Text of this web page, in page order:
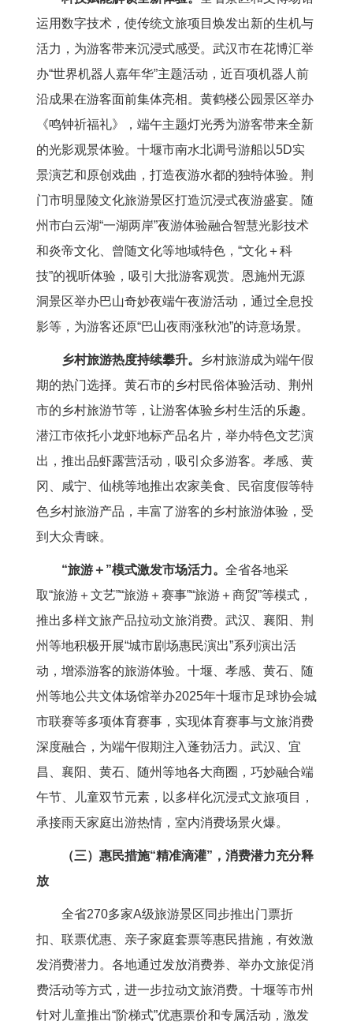
运用数字技术，使传统文旅项目焕发出新的生机与
活力，为游客带来沉浸式感受。武汉市在花博汇举
办“世界机器人嘉年华”主题活动，近百项机器人前
沿成果在游客面前集体亮相。黄鹤楼公园景区举办
《鸣钟祈福礼》，端午主题灯光秀为游客带来全新
的光影观景体验。十堰市南水北调号游船以5D实
景演艺和原创戏曲，打造夜游水都的独特体验。荆
门市明显陵文化旅游景区打造沉浸式夜游盛宴。随
州市白云湖“一湖两岸”夜游体验融合智慧光影技术
和炎帝文化、曾随文化等地域特色，“文化＋科
技”的视听体验，吸引大批游客观赏。恩施州无源
洞景区举办巴山奇妙夜端午夜游活动，通过全息投
影等，为游客还原“巴山夜雨涨秋池”的诗意场景。
乡村旅游热度持续攀升。
乡村旅游成为端午假
期的热门选择。黄石市的乡村民俗体验活动、荆州
市的乡村旅游节等，让游客体验乡村生活的乐趣。
潜江市依托小龙虾地标产品名片，举办特色文艺演
出，推出品虾露营活动，吸引众多游客。孝感、黄
冈、咸宁、仙桃等地推出农家美食、民宿度假等特
色乡村旅游产品，丰富了游客的乡村旅游体验，受
到大众青睐。
“旅游＋”模式激发市场活力。 全省各地采
取“旅游＋文艺”“旅游＋赛事”“旅游＋商贸”等模式，
推出多样文旅产品拉动文旅消费。武汉、襄阳、荆
州等地积极开展“城市剧场惠民演出”系列演出活
动，增添游客的旅游体验。十堰、孝感、黄石、随
州等地公共文体场馆举办2025年十堰市足球协会城
市联赛等多项体育赛事，实现体育赛事与文旅消费
深度融合，为端午假期注入蓬勃活力。武汉、宜
昌、襄阳、黄石、随州等地各大商圈，巧妙融合端
午节、儿童双节元素，以多样化沉浸式文旅项目，
承接雨天家庭出游热情，室内消费场景火爆。
（三）惠民措施“精准滴灌”，消费潜力充分释
放
全省270多家A级旅游景区同步推出门票折
扣、联票优惠、亲子家庭套票等惠民措施，有效激
发消费潜力。各地通过发放消费券、举办文旅促消
费活动等方式，进一步拉动文旅消费。十堰等市州
针对儿童推出“阶梯式”优惠票价和专属活动，激发